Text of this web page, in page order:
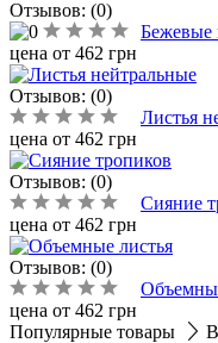
Отзывов: (0)
Бежевые
цена от 462 грн
Отзывов: (0)
Листья
цена от 462 грн
Отзывов: (0)
Сияние
цена от 462 грн
Отзывов: (0)
цена от 462 грн
Популярные товары